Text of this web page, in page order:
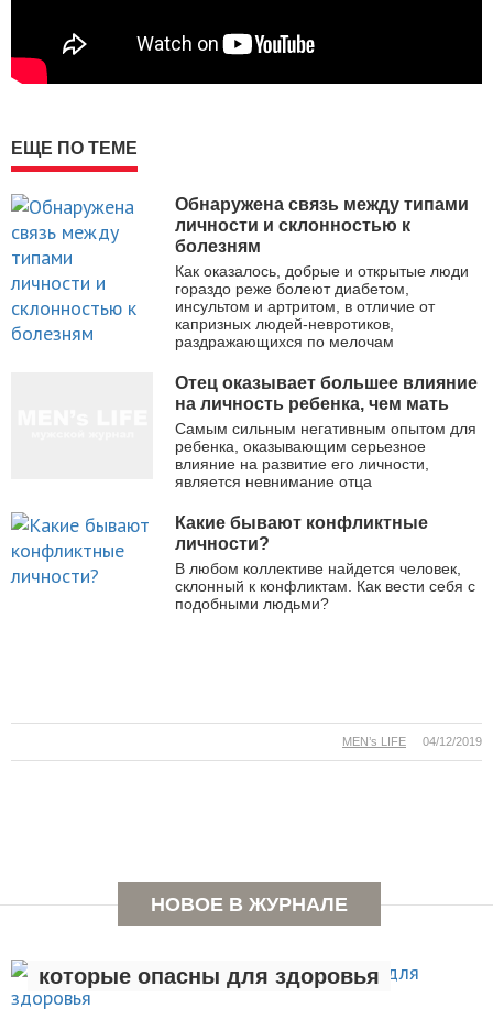
ЕЩЕ ПО ТЕМЕ
Обнаружена связь между типами
личности и склонностью к
болезням
Как оказалось, добрые и открытые люди
гораздо реже болеют диабетом,
инсультом и артритом, в отличие от
капризных людей-невротиков,
раздражающихся по мелочам
Отец оказывает большее влияние
на личность ребенка, чем мать
Самым сильным негативным опытом для
ребенка, оказывающим серьезное
влияние на развитие его личности,
является невнимание отца
Какие бывают конфликтные
личности?
В любом коллективе найдется человек,
склонный к конфликтам. Как вести себя с
подобными людьми?
04/12/2019
MEN’s LIFE
НОВОЕ В ЖУРНАЛЕ
которые опасны для здоровья